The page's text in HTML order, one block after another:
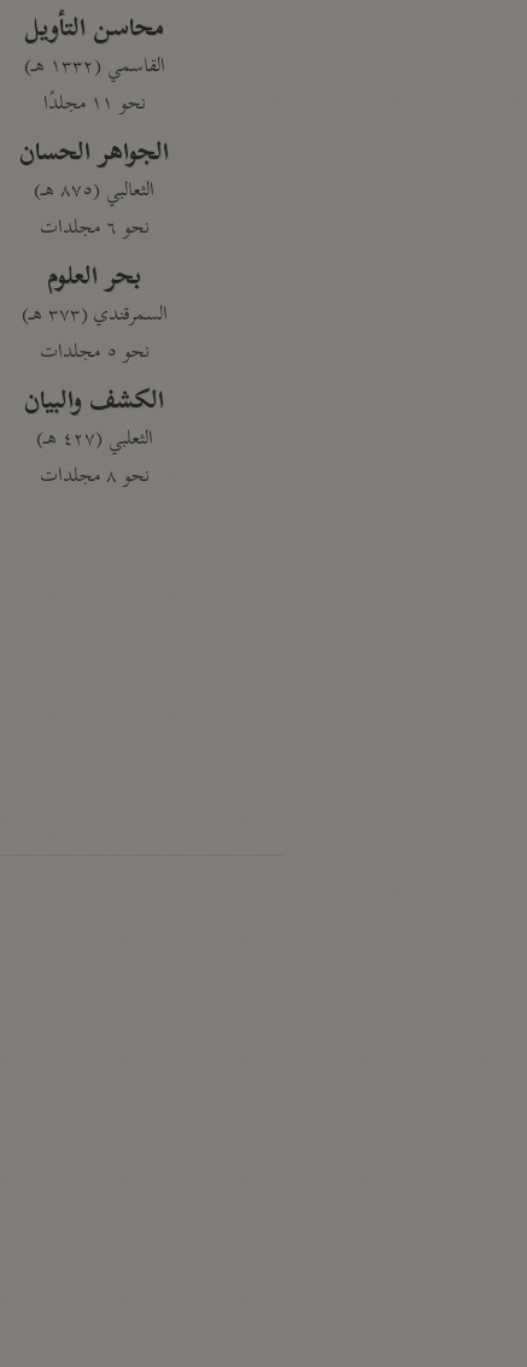
محاسن التأويل
القاسمي (١٣٣٢ هـ)
نحو ١١ مجلدًا
الجواهر الحسان
الثعالبي (٨٧٥ هـ)
نحو ٦ مجلدات
بحر العلوم
السمرقندي (٣٧٣ هـ)
نحو ٥ مجلدات
الكشف والبيان
الثعلبي (٤٢٧ هـ)
نحو ٨ مجلدات